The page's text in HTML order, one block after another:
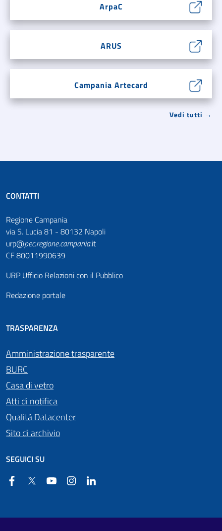
ArpaC
ARUS
Campania Artecard
Vedi tutti →
CONTATTI
Regione Campania
via S. Lucia 81 - 80132 Napoli
urp@pec.regione.campania.it
CF 80011990639
URP Ufficio Relazioni con il Pubblico
Redazione portale
TRASPARENZA
Amministrazione trasparente
BURC
Casa di vetro
Atti di notifica
Qualità Datacenter
Sito di archivio
SEGUICI SU
FacebookTwitter YouTube Instagram
Useful links section